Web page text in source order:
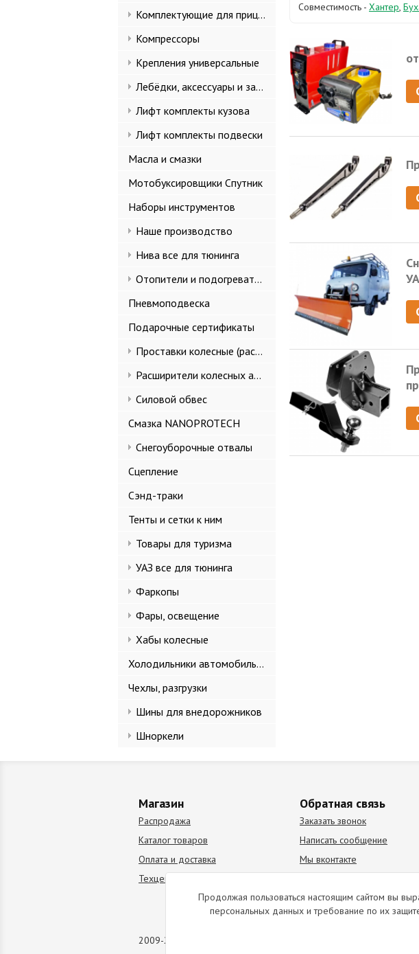
Комплектующие для прицепов
Компрессоры
Крепления универсальные
Лебёдки, аксессуары и запчасти
Лифт комплекты кузова
Лифт комплекты подвески
Масла и смазки
Мотобуксировщики Спутник
Наборы инструментов
Наше производство
Нива все для тюнинга
Отопители и подогреватели
Пневмоподвеска
Подарочные сертификаты
Проставки колесные (расширители колеи)
Расширители колесных арок и брызговики
Силовой обвес
Смазка NANOPROTECH
Снегоуборочные отвалы
Сцепление
Сэнд-траки
Тенты и сетки к ним
Товары для туризма
УАЗ все для тюнинга
Фаркопы
Фары, освещение
Хабы колесные
Холодильники автомобильные
Чехлы, разгрузки
Шины для внедорожников
Шноркели
Совместимость - Хантер,
Магазин
Распродажа
Каталог товаров
Оплата и доставка
Техцентр
Обратная связь
Заказать звонок
Написать сообщение
Мы вконтакте
2009-2026 © Все права защищены. Копирование материалов
Продолжая пользоваться настоящим сайтом вы
персональных данных и требование по их